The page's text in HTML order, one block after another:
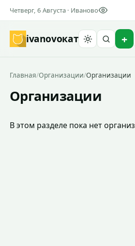
Четверг, 6 Августа · Иваново
ivanovoкат
Главная/Организации/Организации
Организации
В этом разделе пока нет